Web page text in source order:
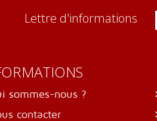
Lettre d'informations
sommes-nous ?
contacter